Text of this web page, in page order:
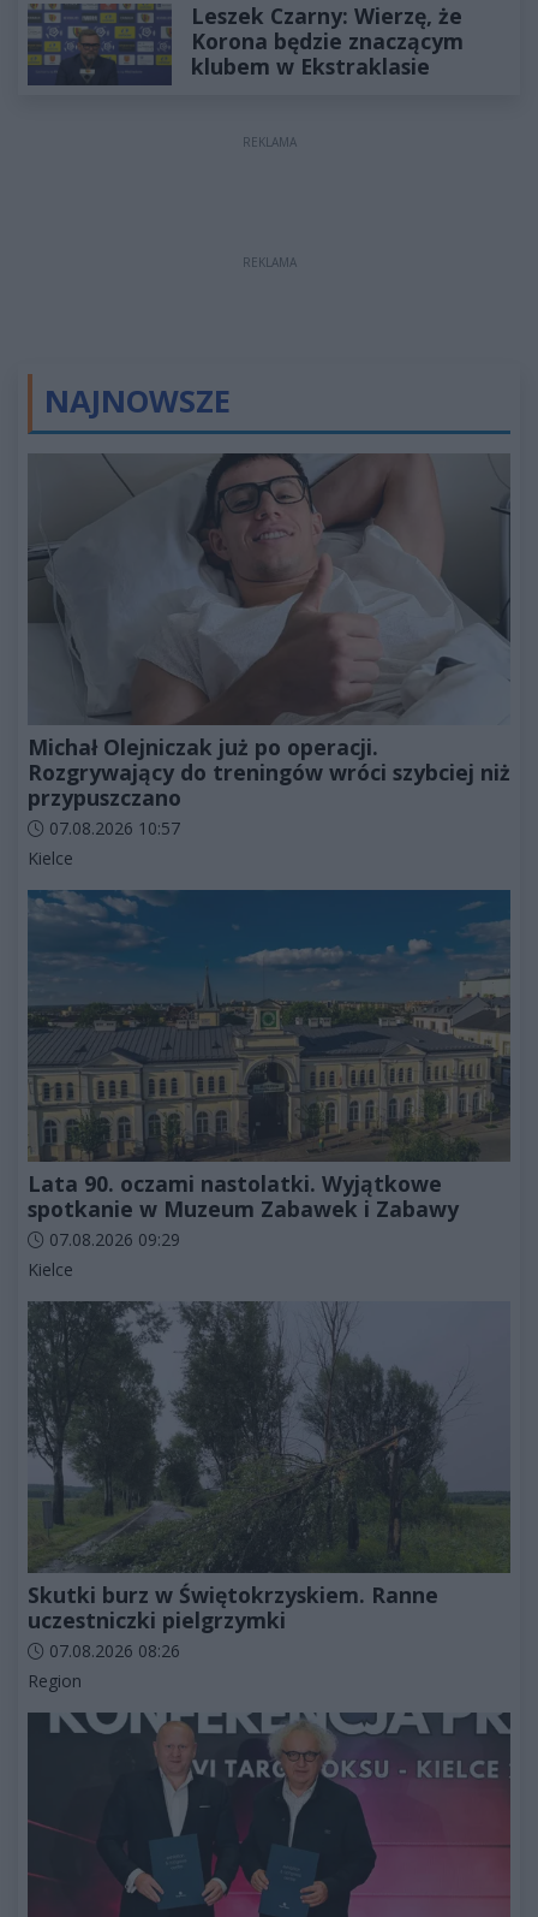
Leszek Czarny: Wierzę, że
Korona będzie znaczącym
klubem w Ekstraklasie
REKLAMA
REKLAMA
NAJNOWSZE
Michał Olejniczak już po operacji.
Rozgrywający do treningów wróci szybciej niż
przypuszczano
Data dodania artykułu:
07.08.2026 10:57
Kategorie artykułu:
Kielce
Lata 90. oczami nastolatki. Wyjątkowe
spotkanie w Muzeum Zabawek i Zabawy
Data dodania artykułu:
07.08.2026 09:29
Kategorie artykułu:
Kielce
Skutki burz w Świętokrzyskiem. Ranne
uczestniczki pielgrzymki
Data dodania artykułu:
07.08.2026 08:26
Kategorie artykułu:
Region